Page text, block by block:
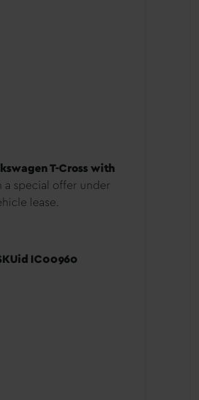
T-Cross with
special offer under
lease.
IC00960